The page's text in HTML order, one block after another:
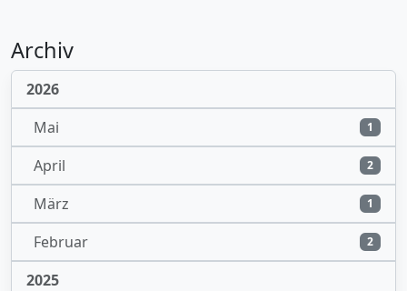
Archiv
2026
Mai
1
April 2
März 1
Februar 2
2025